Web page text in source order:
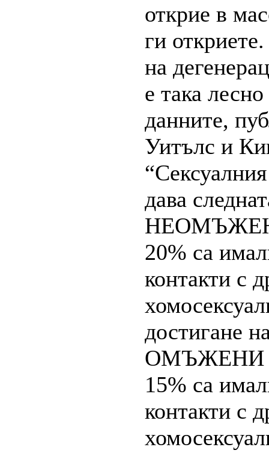
открие в
ги
на
е така
данните,
Уитълс и
дава
20% са
контакти с
достигане
ОМЪЖЕНИ
15% са
контакти с